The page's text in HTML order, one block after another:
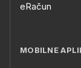
eRačun
MOBILNE